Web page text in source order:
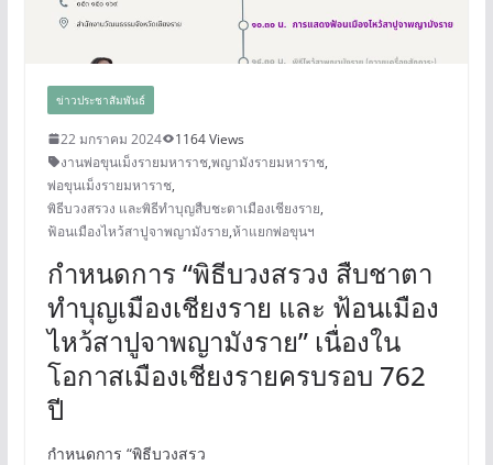
ข่าวประชาสัมพันธ์
22 มกราคม 2024
1164 Views
งานพ่อขุนเม็งรายมหาราช,พญามังรายมหาราช,
พ่อขุนเม็งรายมหาราช,
พิธีบวงสรวง และพิธีทำบุญสืบชะตาเมืองเชียงราย,
ฟ้อนเมืองไหว้สาปูจาพญามังราย,ห้าแยกพ่อขุนฯ
กำหนดการ “พิธีบวงสรวง สืบชาตา
ทำบุญเมืองเชียงราย และ ฟ้อนเมือง
ไหว้สาปูจาพญามังราย” เนื่องใน
โอกาสเมืองเชียงรายครบรอบ 762
ปี
กำหนดการ “พิธีบวงสรว